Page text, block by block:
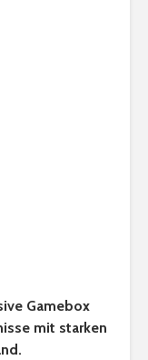
Gamebox
mit starken